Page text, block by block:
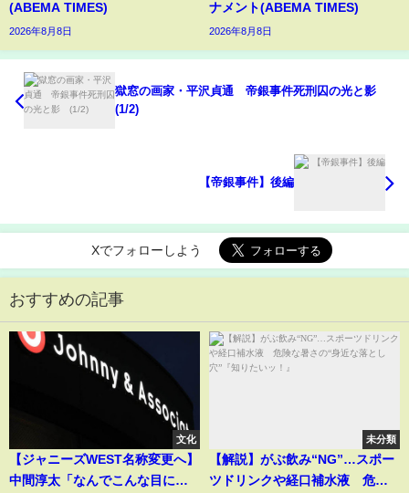
(ABEMA TIMES)
2026年8月8日
ナメント(ABEMA TIMES)
2026年8月8日
獄窓の画家・平沢貞通 帝銀事件死刑囚の光と影
(1/2)
【帝銀事件】後編
Xでフォローしよう
おすすめの記事
文化
【ジャニーズWEST名称変更へ】
中間淳太「なんでこんな目に遭
未分類
【解説】がぶ飲み“NG”…スポー
ツドリンクや経口補水液 危険